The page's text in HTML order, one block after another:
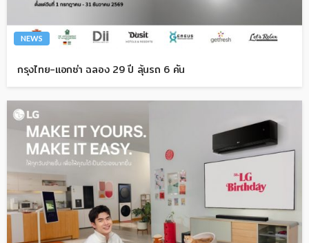
NEWS
กรุงไทย-แอกซ่า ฉลอง 29 ปี ลุ้นรถ 6 คัน